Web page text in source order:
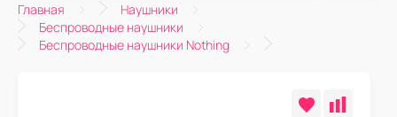
Главная
Наушники
Беспроводные наушники
Беспроводные наушники Nothing